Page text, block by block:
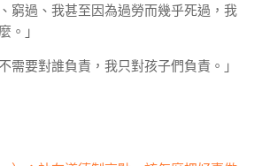
窮過、我甚至因為過勞而幾乎死過， 我
。」
需要對誰負責，我只對孩子們負責。」